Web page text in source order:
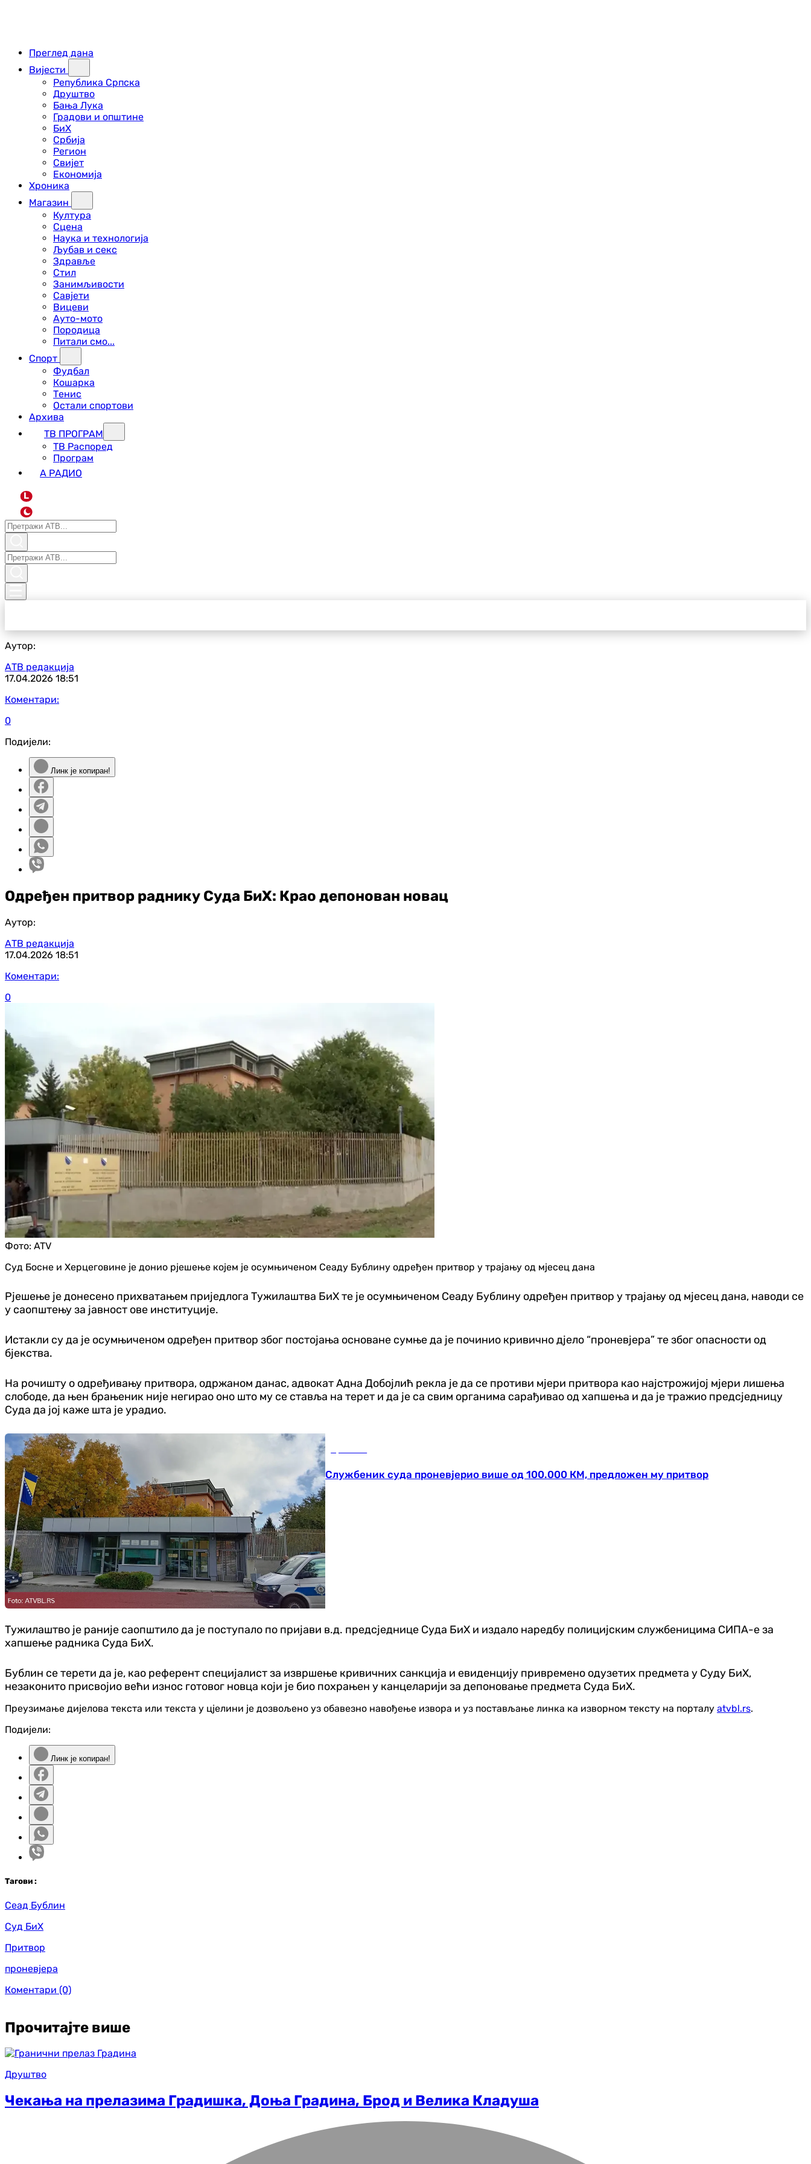
Преглед дана
Вијести
Република Српска
Друштво
Бања Лука
Градови и општине
БиХ
Србија
Регион
Свијет
Економија
Хроника
Магазин
Култура
Сцена
Наука и технологија
Љубав и секс
Здравље
Стил
Занимљивости
Савјети
Вицеви
Ауто-мото
Породица
Питали смо...
Спорт
Фудбал
Кошарка
Тенис
Остали спортови
Архива
ТВ ПРОГРАМ
ТВ Распоред
Програм
А РАДИО
L
Аутор:
АТВ редакција
17.04.2026 18:51
Коментари:
0
Подијели:
Линк је копиран!
Одређен притвор раднику Суда БиХ: Крао депонован новац
Аутор:
АТВ редакција
17.04.2026 18:51
Коментари:
0
Фото: ATV
Суд Босне и Херцеговине је донио рјешење којем је осумњиченом Сеаду Бублину одређен притвор у трајању од мјесец дана
Рјешење је донесено прихватањем приједлога Тужилаштва БиХ те је осумњиченом Сеаду Бублину одређен притвор у трајању од мјесец дана, наводи се
у саопштењу за јавност ове институције.
Истакли су да је осумњиченом одређен притвор због постојања основане сумње да је починио кривично д‌јело “проневјера” те због опасности од
бјекства.
На рочишту о одређивању притвора, одржаном данас, адвокат Адна Добојлић рекла је да се противи мјери притвора као најстрожијој мјери лишења
слободе, да њен брањеник није негирао оно што му се ставља на терет и да је са свим органима сарађивао од хапшења и да је тражио предсједницу
Суда да јој каже шта је урадио.
Службеник суда проневјерио више од 100.000 КМ, предложен му притвор
Тужилаштво је раније саопштило да је поступало по пријави в.д. предсједнице Суда БиХ и издало наредбу полицијским службеницима СИПА-е за
хапшење радника Суда БиХ.
Бублин се терети да је, као референт специјалист за извршење кривичних санкција и евиденцију привремено одузетих предмета у Суду БиХ,
незаконито присвојио већи износ готовог новца који је био похрањен у канцеларији за депоновање предмета Суда БиХ.
Преузимање дијелова текста или текста у цјелини је дозвољено уз обавезно навођење извора и уз постављање линка ка изворном тексту на порталу atvbl.rs.
Подијели:
Линк је копиран!
Тагови :
Сеад Бублин
Суд БиХ
Притвор
проневјера
Коментари (0)
Прочитајте више
Друштво
Чекања на прелазима Градишка, Доња Градина, Брод и Велика Кладуша